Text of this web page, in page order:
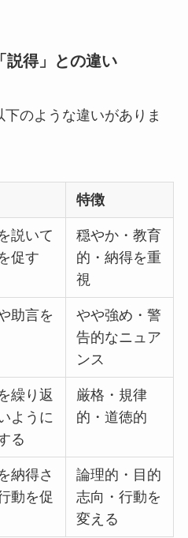
説得」との違い
のような違いがありま
特徴
説いて
促す
穏やか・教育
的・納得を重
視
助言を
やや強め・警
告的なニュア
ンス
繰り返
ように
る
厳格・規律
的・道徳的
納得さ
動を促
論理的・目的
志向・行動を
変える